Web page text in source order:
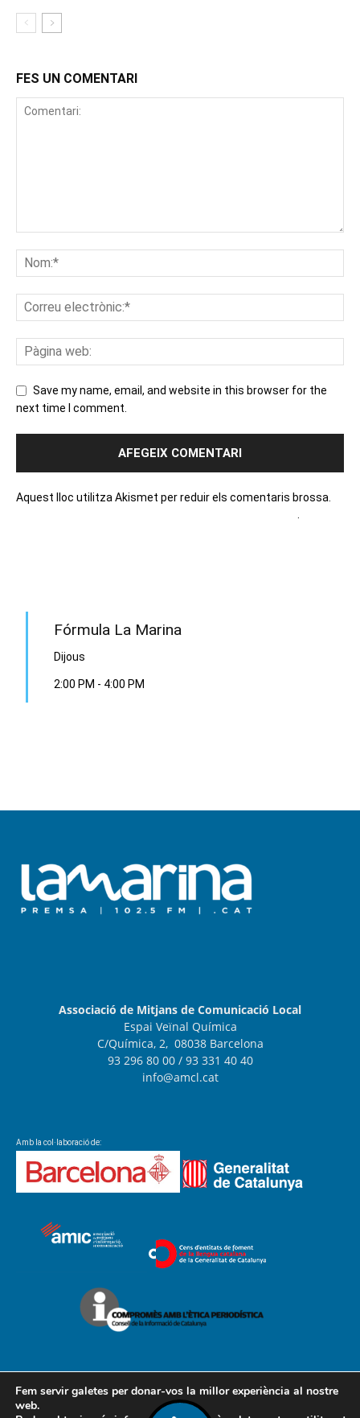
FES UN COMENTARI
Save my name, email, and website in this browser for the
next time I comment.
Aquest lloc utilitza Akismet per reduir els comentaris brossa.
Fórmula La Marina
Dijous
2:00 PM - 4:00 PM
Associació de Mitjans de Comunicació Local
Espai Veïnal Química
C/Química, 2, 08038 Barcelona
93 296 80 00 / 93 331 40 40
info@amcl.cat
Amb la col·laboració de:
Fem servir galetes per donar-vos la millor experiència al nostre
web.